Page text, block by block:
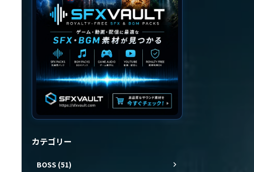
カテゴリー
BOSS (51)